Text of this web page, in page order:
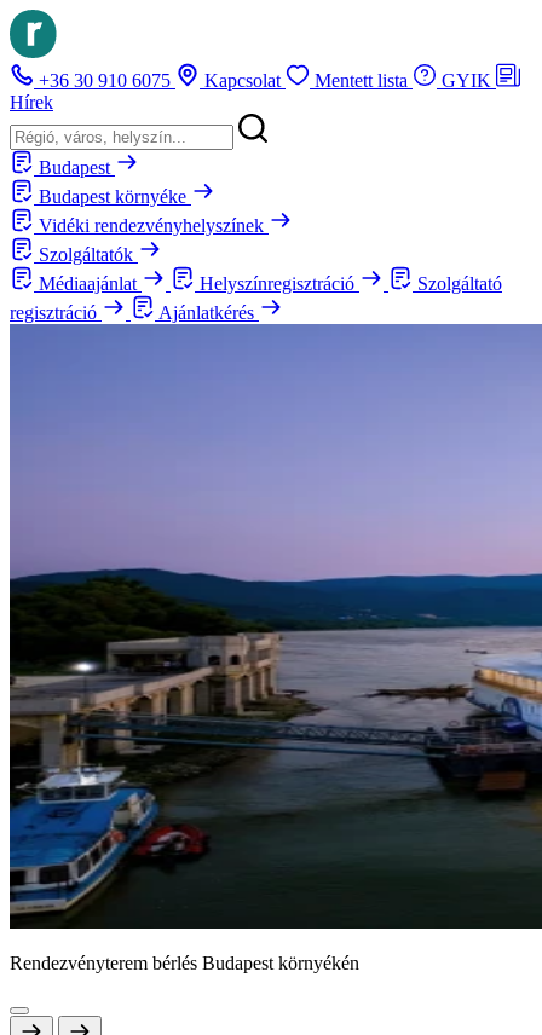
+36 30 910 6075 Kapcsolat Mentett lista
GYIK
Hírek
Budapest
Budapest környéke
Vidéki rendezvényhelyszínek
Szolgáltatók
Médiaajánlat
Helyszínregisztráció
Szolgáltató
regisztráció
Ajánlatkérés
Rendezvényterem bérlés Budapest környékén